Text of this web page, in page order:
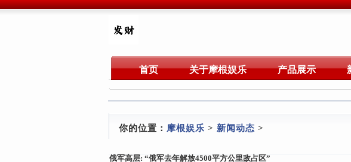
首页 关于摩根娱乐 产品展示
你的位置： 摩根娱乐 > 新闻动态 >
俄军高层: “俄军去年解放4500平方公里敌占区”